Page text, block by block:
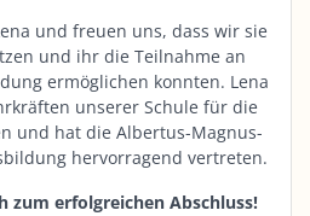
und freuen uns, dass wir sie
und ihr die Teilnahme an
ermöglichen konnten. Lena
unserer Schule für die
und hat die Albertus-Magnus-
hervorragend vertreten.
zum erfolgreichen Abschluss!